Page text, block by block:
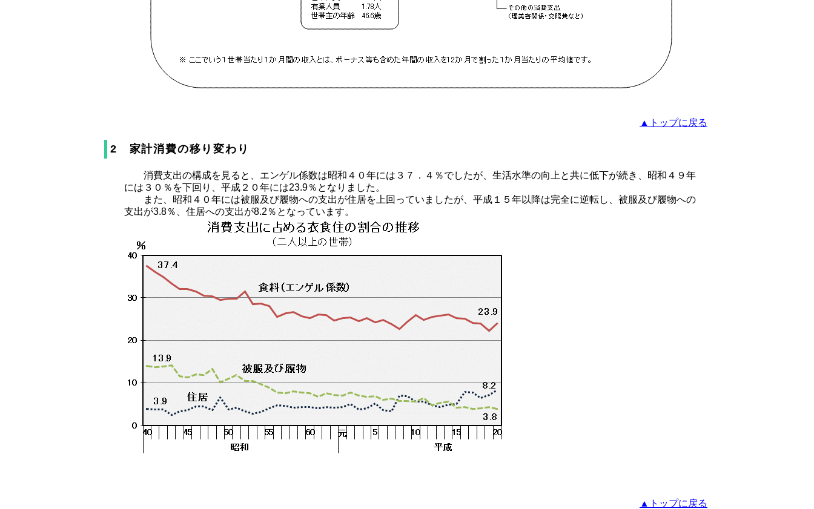
▲トップに戻る
2 家計消費の移り変わり
消費支出の構成を見ると、エンゲル係数は昭和４０年には３７．４％でしたが、生活水準の向上と共に低下が続き、昭和４９年
には３０％を下回り、平成２０年には23.9％となりました。
また、昭和４０年には被服及び履物への支出が住居を上回っていましたが、平成１５年以降は完全に逆転し、被服及び履物への
支出が3.8％、住居への支出が8.2％となっています。
▲トップに戻る